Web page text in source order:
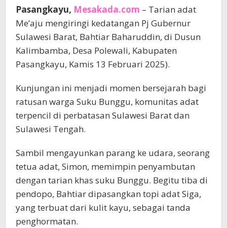
Pasangkayu, Mesakada.com – Tarian adat
Me’aju mengiringi kedatangan Pj Gubernur
Sulawesi Barat, Bahtiar Baharuddin, di Dusun
Kalimbamba, Desa Polewali, Kabupaten
Pasangkayu, Kamis 13 Februari 2025).
Kunjungan ini menjadi momen bersejarah bagi
ratusan warga Suku Bunggu, komunitas adat
terpencil di perbatasan Sulawesi Barat dan
Sulawesi Tengah.
Sambil mengayunkan parang ke udara, seorang
tetua adat, Simon, memimpin penyambutan
dengan tarian khas suku Bunggu. Begitu tiba di
pendopo, Bahtiar dipasangkan topi adat Siga,
yang terbuat dari kulit kayu, sebagai tanda
penghormatan.